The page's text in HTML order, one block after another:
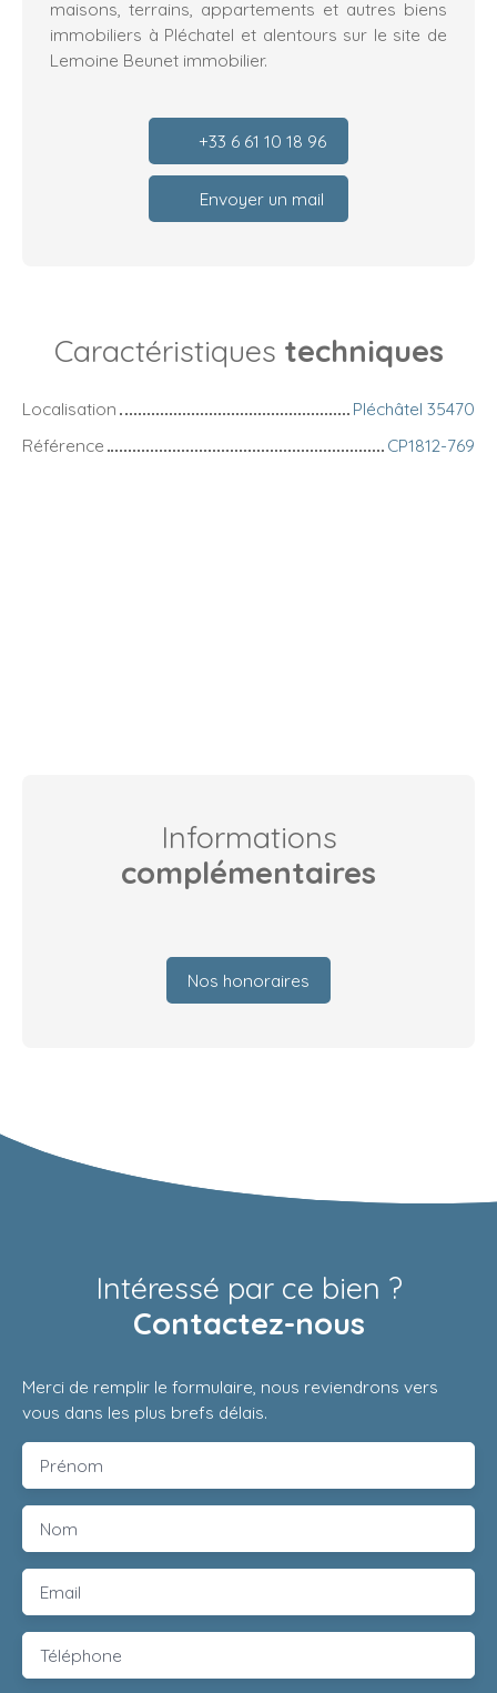
maisons, terrains, appartements et autres biens
immobiliers à Pléchatel et alentours sur le site de
Lemoine Beunet immobilier.
+33 6 61 10 18 96
Envoyer un mail
Caractéristiques techniques
Localisation
Pléchâtel 35470
Référence
CP1812-769
Informations
complémentaires
Nos honoraires
Intéressé par ce bien ?
Contactez-nous
Merci de remplir le formulaire, nous reviendrons vers
vous dans les plus brefs délais.
Prénom
Nom
Email
Téléphone